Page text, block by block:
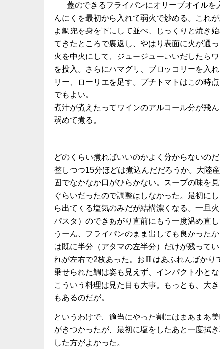
蓋のできるフライパンにオリーブオイルを
んにくを最初から入れて弱火で炒める。これ
よ鯛兜を身を下にして並べ、じっくりと焼き
てきたところで裏返し、やはり表面に火が通
火を中火にして、ジュージューいいだしたら
を投入。さらにハマグリ、ブロッコリーを入
リー、ローリエを足す。プチトマトはこの時
でもよい。
煮汁が煮えたってワインのアルコール分が飛
弱めて煮る。
どのくらい煮ればいいのかよく分からないの
整しつつ15分ほどは煮込んだだろうか。大陸
固でなかなか口がひらかない。スープの味を
ぐらいだったので調整はしなかった。最初に
ら出てくる塩気のみだが結構濃くなる。一旦
パスタ）のできあがり直前にもう一度温め直
うーん、フライパンのまま出しても良かった
は既に半分（アタマの左半分）だけが残って
れが左右で2枚あった。お皿はあふれんばかり
乗せられた鯛は姿も見えず、インパクト小と
こういう料理は見た目も大事。もっとも、大
もあるのだが。
というわけで、適当にやった割にはまあまあ
がきつかったが、最初に塩をしたあと一度拭
した方がよかった。